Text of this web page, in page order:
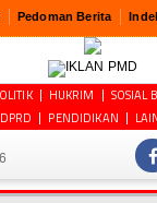
Pedoman Berita
HUKRIM SOSIAL
DPRD PENDIDIKAN